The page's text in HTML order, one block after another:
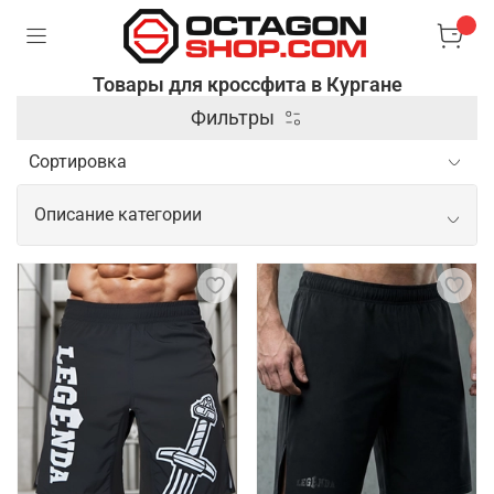
Товары для кроссфита в Кургане
Фильтры
Описание категории
Профессиональные товары для
кроссфита
Кроссфит требует применения разнообразного
спортивного инвентаря, так как тренировки
включают элементы силовой, кардио нагрузки и
гимнастики. Чтобы занятия были комфортными и
продуктивными, необходимо подобрать
подходящую одежду для спорта, а также не